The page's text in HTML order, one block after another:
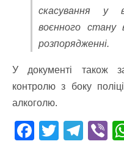
скасування у
воєнного стану
розпорядженні.
У документі також
контролю з боку
алкоголю.
F T T Vi